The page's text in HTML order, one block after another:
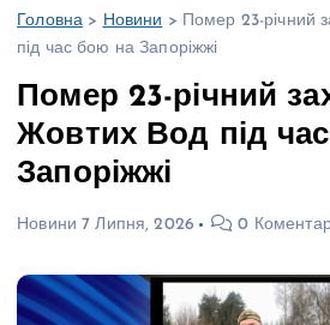
Головна > Новини >
Помер 23-річний
під час бою на Запоріжжі
Помер 23-річний
Жовтих Вод під
Запоріжжі
Новини 7 Липня, 2026 0